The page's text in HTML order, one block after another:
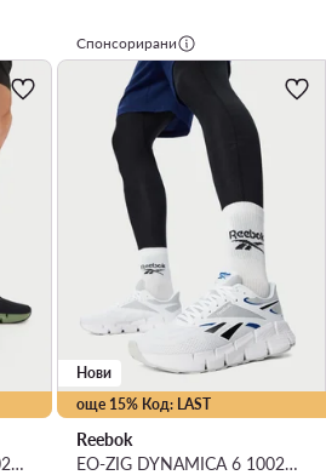
EO-ZIG DYNAMICA 6 100263919 · Маратонки за бягане
Спонсорирани
още 15% Код: LAST
Нови
Reebok
EO-ZIG DYNAMICA 6 100263918 · Маратонки за бягане